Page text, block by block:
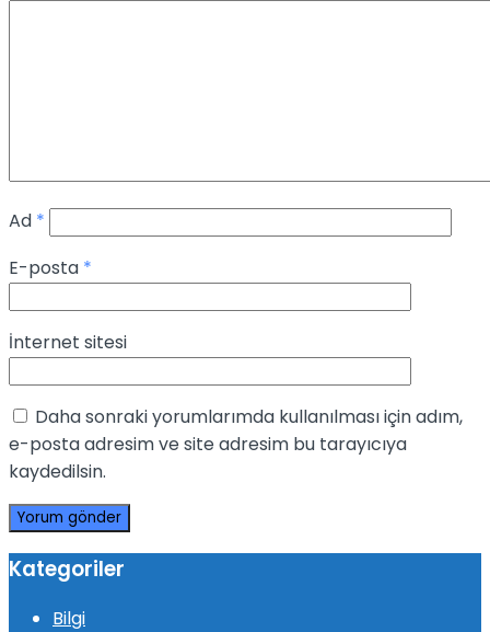
Ad *
E-posta *
İnternet sitesi
Daha sonraki yorumlarımda kullanılması için adım,
e-posta adresim ve site adresim bu tarayıcıya
kaydedilsin.
Kategoriler
Bilgi